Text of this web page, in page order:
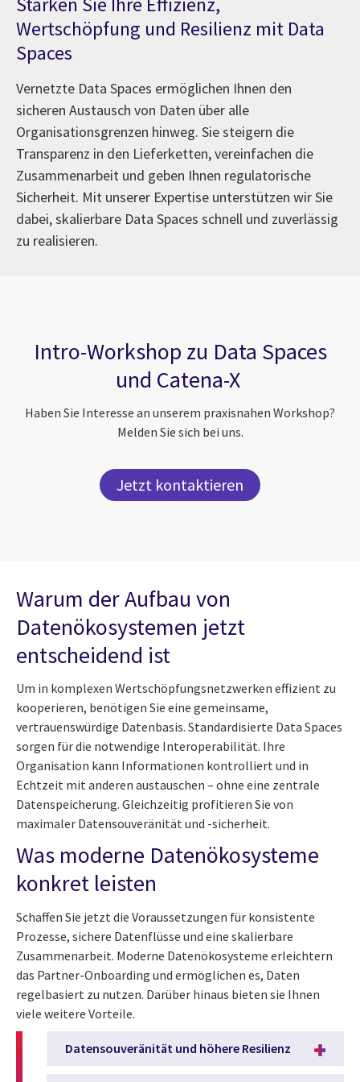
Wertschöpfung und Resilienz mit Data
Spaces
Vernetzte Data Spaces ermöglichen Ihnen den
sicheren Austausch von Daten über alle
Organisationsgrenzen hinweg. Sie steigern die
Transparenz in den Lieferketten, vereinfachen die
Zusammenarbeit und geben Ihnen regulatorische
Sicherheit. Mit unserer Expertise unterstützen wir Sie
dabei, skalierbare Data Spaces schnell und zuverlässig
zu realisieren.
Intro-Workshop zu Data Spaces
und Catena-X
Haben Sie Interesse an unserem praxisnahen Workshop?
Melden Sie sich bei uns.
Jetzt kontaktieren
Warum der Aufbau von
Datenökosystemen jetzt
entscheidend ist
Um in komplexen Wertschöpfungsnetzwerken effizient zu
kooperieren, benötigen Sie eine gemeinsame,
vertrauenswürdige Datenbasis. Standardisierte Data Spaces
sorgen für die notwendige Interoperabilität. Ihre
Organisation kann Informationen kontrolliert und in
Echtzeit mit anderen austauschen – ohne eine zentrale
Datenspeicherung. Gleichzeitig profitieren Sie von
maximaler Datensouveränität und -sicherheit.
Was moderne Datenökosysteme
konkret leisten
Schaffen Sie jetzt die Voraussetzungen für konsistente
Prozesse, sichere Datenflüsse und eine skalierbare
Zusammenarbeit. Moderne Datenökosysteme erleichtern
das Partner-Onboarding und ermöglichen es, Daten
regelbasiert zu nutzen. Darüber hinaus bieten sie Ihnen
viele weitere Vorteile.
Datensouveränität und höhere Resilienz